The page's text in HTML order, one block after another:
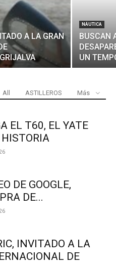
A LA GRAN
NÁUTICA
BUSCAN
UN
All ASTILLEROS Más
EL T60, EL YATE
DE GOOGLE,
DE...
INVITADO A LA
DE